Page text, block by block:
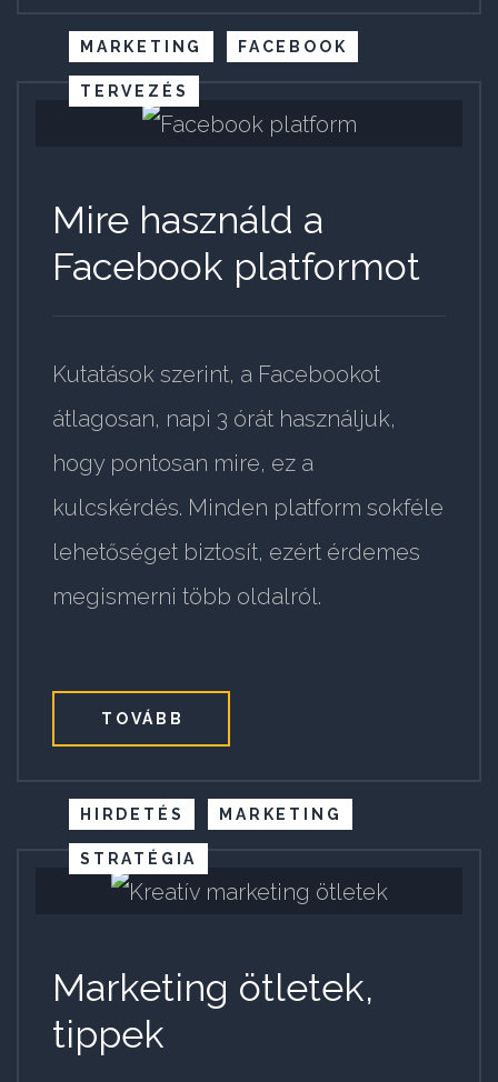
MARKETING FACEBOOK
TERVEZÉS
Mire használd a
Facebook platformot
Kutatások szerint, a Facebookot
átlagosan, napi 3 órát használjuk,
hogy pontosan mire, ez a
kulcskérdés. Minden platform sokféle
lehetőséget biztosít, ezért érdemes
megismerni több oldalról.
TOVÁBB
HIRDETÉS MARKETING
STRATÉGIA
Marketing ötletek,
tippek